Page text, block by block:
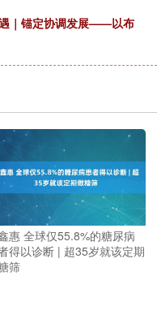
遇｜锚定协调发展——以布
惠 全球仅55.8%的糖尿病
得以诊断 | 超35岁就该定期
筛